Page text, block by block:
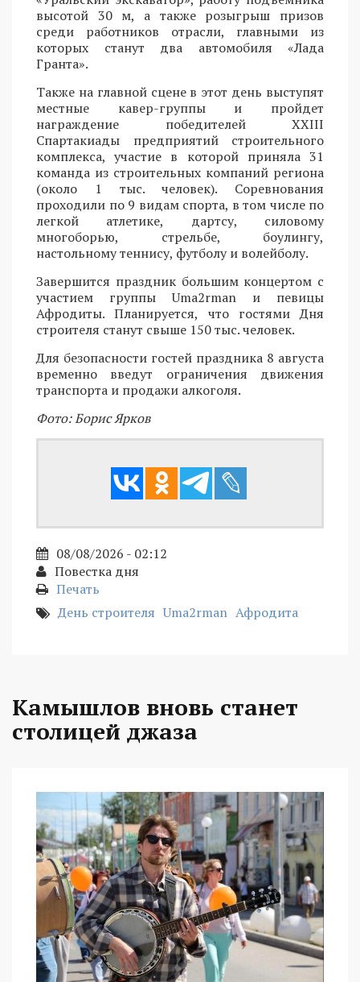
высотой 30 м, а также розыгрыш призов
среди работников отрасли, главными из
которых станут два автомобиля «Лада
Гранта».
Также на главной сцене в этот день выступят
местные кавер-группы и пройдет
награждение победителей XXIII
Спартакиады предприятий строительного
комплекса, участие в которой приняла 31
команда из строительных компаний региона
(около 1 тыс. человек). Соревнования
проходили по 9 видам спорта, в том числе по
легкой атлетике, дартсу, силовому
многоборью, стрельбе, боулингу,
настольному теннису, футболу и волейболу.
Завершится праздник большим концертом с
участием группы Uma2rman и певицы
Афродиты. Планируется, что гостями Дня
строителя станут свыше 150 тыс. человек.
Для безопасности гостей праздника 8 августа
временно введут ограничения движения
транспорта и продажи алкоголя.
Фото: Борис Ярков
08/08/2026 - 02:12
Повестка дня
Печать
День строителя Uma2rman Афродита
Камышлов вновь станет
столицей джаза